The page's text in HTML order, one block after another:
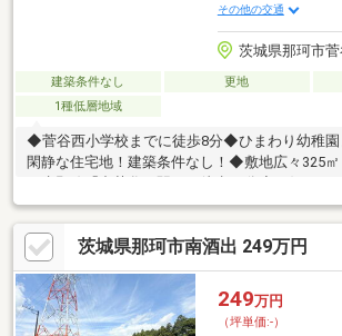
その他の交通
茨城県那珂市
建築条件なし 更地
1種低層地域
◆菅谷西小学校までに徒歩8分◆ひまわり幼稚
閑静な住宅地！建築条件なし！◆敷地広々325
で、お好きな時期に建築できます◆資料請求は
社（株）住宅市場（火曜・水曜日定休）
茨城県那珂市南酒出 249万円
249万円
（坪単価:-）